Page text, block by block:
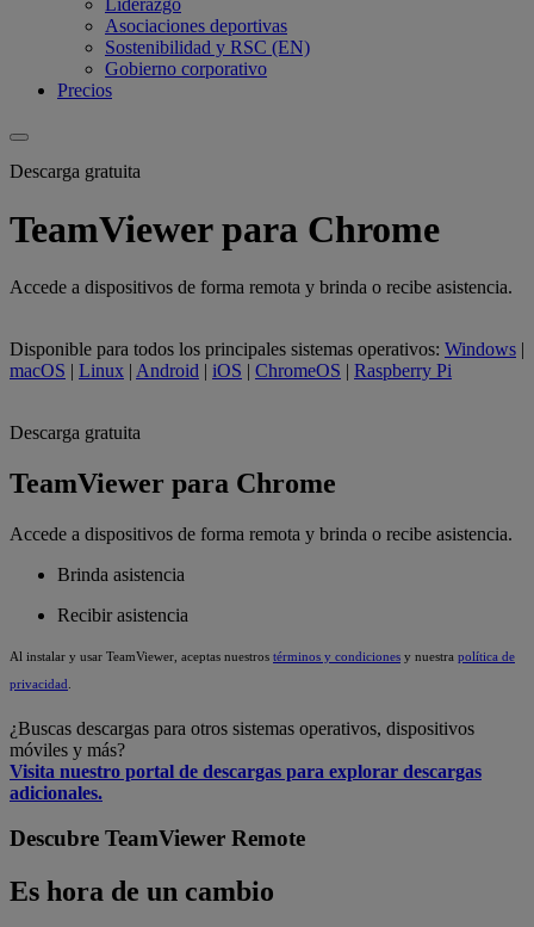
Asociaciones deportivas
Sostenibilidad y RSC (EN)
Gobierno corporativo
Precios
Descarga gratuita
TeamViewer para Chrome
Accede a dispositivos de forma remota y brinda o recibe asistencia.
Disponible para todos los principales sistemas operativos: Windows |
macOS | Linux | Android | iOS | ChromeOS | Raspberry Pi
Descarga gratuita
TeamViewer para Chrome
Accede a dispositivos de forma remota y brinda o recibe asistencia.
Brinda asistencia
Recibir asistencia
Al instalar y usar TeamViewer, aceptas nuestros términos y condiciones y nuestra política de
privacidad
¿Buscas descargas para otros sistemas operativos, dispositivos
móviles y más?
Visita nuestro portal de descargas para explorar descargas
adicionales.
Descubre TeamViewer Remote
Es hora de un cambio